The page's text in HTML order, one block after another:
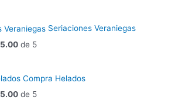
Seriaciones Veraniegas
5.00 de 5
Compra Helados
5.00 de 5